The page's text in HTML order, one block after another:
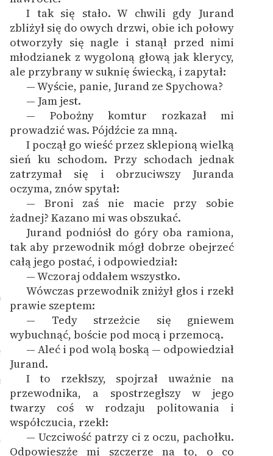
Starego Testamentu
Odkurzamy bohaterów
Szkoła Poezji Wolnych
Lektur
O nas
Kontakt
O projekcie
Zespół
Zasady wykorzystania
Wolnych Lektur
Logotypy
Materiały promocyjne
Polityka prywatności
Regulamin biblioteki
Dane fundacji i
sprawozdania finansowe
Regulamin darowizn
Informacja o treściach
wrażliwych
I tak się stało. W chwili gdy Jurand
zbliżył się do owych drzwi, obie ich połowy
otworzyły się nagle i stanął przed nimi
młodzianek z wygoloną głową jak klerycy,
ale przybrany w suknię świecką, i zapytał:
— Wyście, panie, Jurand ze Spychowa?
— Jam jest.
— Pobożny komtur rozkazał mi
prowadzić was. Pójdźcie za mną.
I począł go wieść przez sklepioną wielką
sień ku schodom. Przy schodach jednak
zatrzymał się i obrzuciwszy Juranda
oczyma, znów spytał:
— Broni zaś nie macie przy sobie
żadnej? Kazano mi was obszukać.
Jurand podniósł do góry oba ramiona,
tak aby przewodnik mógł dobrze obejrzeć
całą jego postać, i odpowiedział:
— Wczoraj oddałem wszystko.
Wówczas przewodnik zniżył głos i rzekł
prawie szeptem:
— Tedy strzeżcie się gniewem
wybuchnąć, boście pod mocą i przemocą.
— Aleć i pod wolą boską — odpowiedział
Jurand.
I to rzekłszy, spojrzał uważnie na
przewodnika, a spostrzegłszy w jego
twarzy coś w rodzaju politowania i
współczucia, rzekł:
— Uczciwość patrzy ci z oczu, pachołku.
Odpowieszże mi szczerze na to, o co